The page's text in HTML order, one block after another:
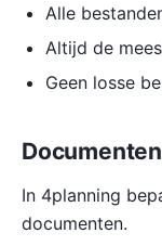
Alle
Altijd de
Geen losse
In 4planning
documenten.